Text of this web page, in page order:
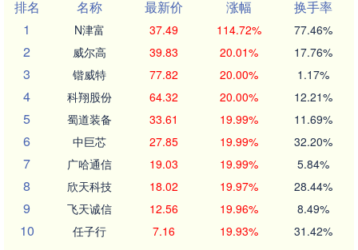
排名
名称 最新价 涨幅
换手率
1
N津富 37.49 114.72% 77.46%
2 威尔高 39.83 20.01% 17.76%
3 锴威特 77.82 20.00% 1.17%
4 科翔股份 64.32 20.00% 12.21%
5 蜀道装备 33.61 19.99% 11.69%
6 中巨芯 27.85 19.99% 32.20%
7 广哈通信 19.03 19.99% 5.84%
8 欣天科技 18.02 19.97% 28.44%
9 飞天诚信 12.56 19.96% 8.49%
10 任子行 7.16 19.93% 31.42%